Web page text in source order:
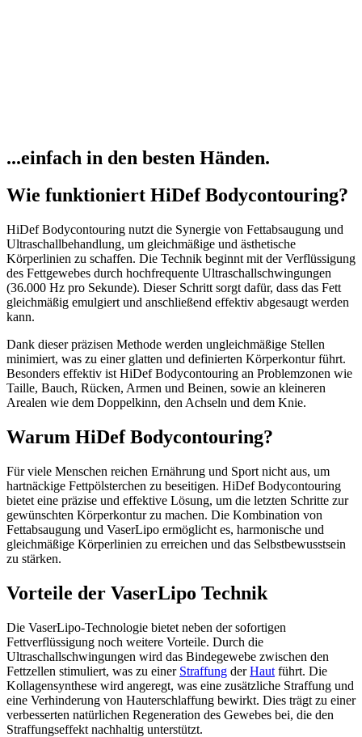
...einfach in den besten Händen.
Wie funktioniert HiDef Bodycontouring?
HiDef Bodycontouring nutzt die Synergie von Fettabsaugung und
Ultraschallbehandlung, um gleichmäßige und ästhetische
Körperlinien zu schaffen. Die Technik beginnt mit der Verflüssigung
des Fettgewebes durch hochfrequente Ultraschallschwingungen
(36.000 Hz pro Sekunde). Dieser Schritt sorgt dafür, dass das Fett
gleichmäßig emulgiert und anschließend effektiv abgesaugt werden
kann.
Dank dieser präzisen Methode werden ungleichmäßige Stellen
minimiert, was zu einer glatten und definierten Körperkontur führt.
Besonders effektiv ist HiDef Bodycontouring an Problemzonen wie
Taille, Bauch, Rücken, Armen und Beinen, sowie an kleineren
Arealen wie dem Doppelkinn, den Achseln und dem Knie.
Warum HiDef Bodycontouring?
Für viele Menschen reichen Ernährung und Sport nicht aus, um
hartnäckige Fettpölsterchen zu beseitigen. HiDef Bodycontouring
bietet eine präzise und effektive Lösung, um die letzten Schritte zur
gewünschten Körperkontur zu machen. Die Kombination von
Fettabsaugung und VaserLipo ermöglicht es, harmonische und
gleichmäßige Körperlinien zu erreichen und das Selbstbewusstsein
zu stärken.
Vorteile der VaserLipo Technik
Die VaserLipo-Technologie bietet neben der sofortigen
Fettverflüssigung noch weitere Vorteile. Durch die
Ultraschallschwingungen wird das Bindegewebe zwischen den
Fettzellen stimuliert, was zu einer Straffung derHaut führt. Die
Kollagensynthese wird angeregt, was eine zusätzliche Straffung und
eine Verhinderung von Hauterschlaffung bewirkt. Dies trägt zu einer
verbesserten natürlichen Regeneration des Gewebes bei, die den
Straffungseffekt nachhaltig unterstützt.